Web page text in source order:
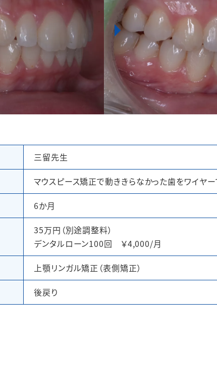
三留先生
マウスピース矯正で動ききらなかった歯をワイヤ
6か月
35万円（別途調整料）
デンタルローン100回 ￥4,000/月
上顎リンガル矯正（表側矯正）
後戻り